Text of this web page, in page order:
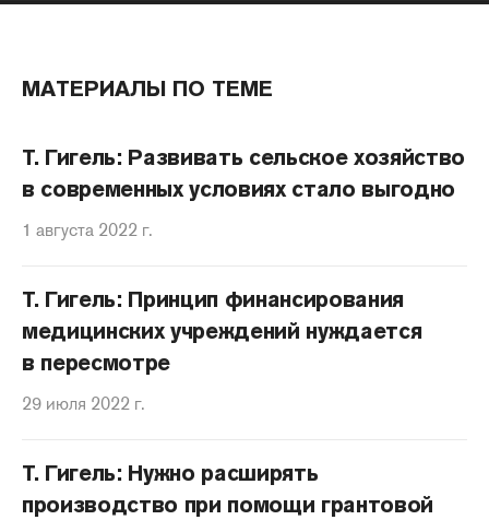
МАТЕРИАЛЫ ПО ТЕМЕ
Т. Гигель: Развивать сельское хозяйство
в современных условиях стало выгодно
1 августа 2022 г.
Т. Гигель: Принцип финансирования
медицинских учреждений нуждается
в пересмотре
29 июля 2022 г.
Т. Гигель: Нужно расширять
производство при помощи грантовой